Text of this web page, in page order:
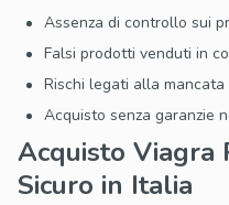
Assenza di controllo sui
Falsi prodotti venduti in
Rischi legati alla
Acquisto senza garanzie
Acquisto Viagra
Sicuro in Italia